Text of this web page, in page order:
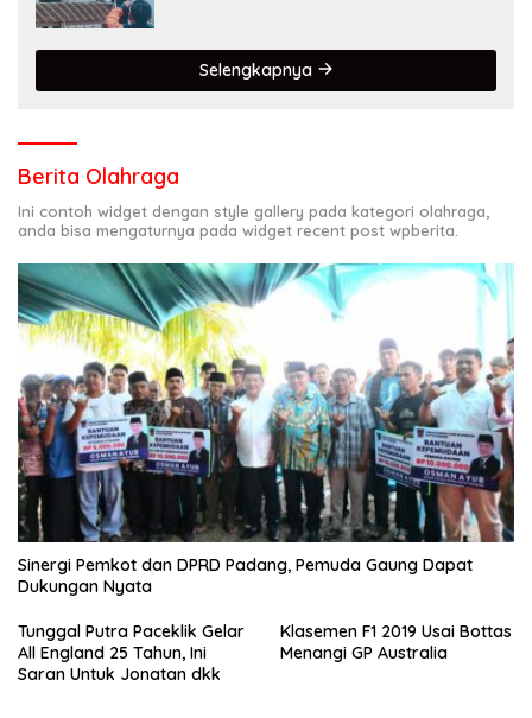
Selengkapnya
Berita Olahraga
Ini contoh widget dengan style gallery pada kategori olahraga,
anda bisa mengaturnya pada widget recent post wpberita.
Sinergi Pemkot dan DPRD Padang, Pemuda Gaung Dapat
Dukungan Nyata
Tunggal Putra Paceklik Gelar
All England 25 Tahun, Ini
Saran Untuk Jonatan dkk
Klasemen F1 2019 Usai Bottas
Menangi GP Australia